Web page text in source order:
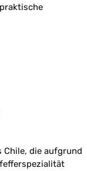
Chile, die aufgrund